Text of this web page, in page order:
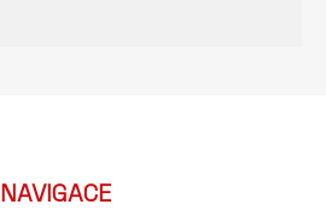
NAVIGACE